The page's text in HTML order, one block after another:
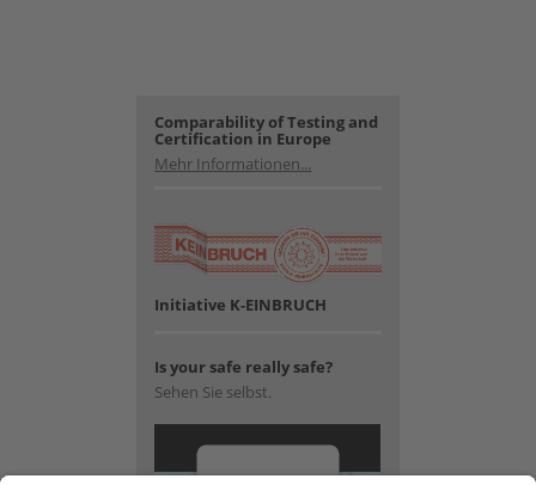
Comparability of Testing and
Certification in Europe
Mehr Informationen...
Initiative K-EINBRUCH
Is your safe really safe?
Sehen Sie selbst.